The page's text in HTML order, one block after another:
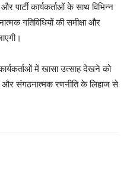
पार्टी कार्यकर्ताओं के साथ विभिन्न
गतिविधियों की समीक्षा और
में खासा उत्साह देखने को
और संगठनात्मक रणनीति के लिहाज से